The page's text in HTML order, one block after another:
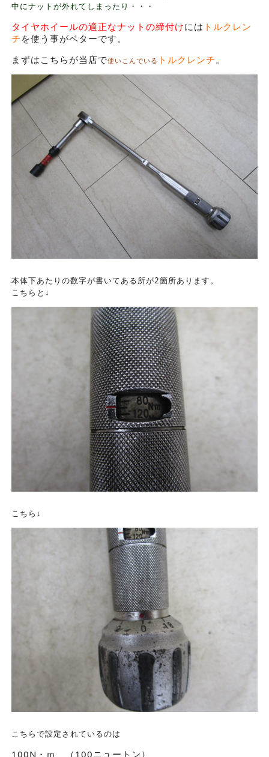
中にナットが外れてしまったり・・・
タイヤホイールの適正なナットの締付けには トルクレン
チ を使う事がベターです。
まずはこちらが当店で使いこんでいる トルクレンチ。
本体下あたりの数字が書いてある所が2箇所あります。
こちらと↓
こちら↓
こちらで設定されているのは
100N・ｍ （100ニュートン）